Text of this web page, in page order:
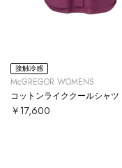
接触冷感
McGREGOR WOMENS
コットンライククールシャツ
￥17,600